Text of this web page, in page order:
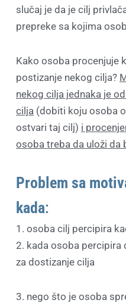
slučaj je da je cilj
prepreke sa kojima
Kako osoba procenjuje
postizanje nekog cilja?
nekog cilja jednaka je
cilja (dobiti koju osoba
ostvari taj cilj) i
osoba treba da uloži da
Problem sa
kada:
1. osoba cilj percipira
2. kada osoba percipira
za dostizanje cilja
3. nego što je osoba